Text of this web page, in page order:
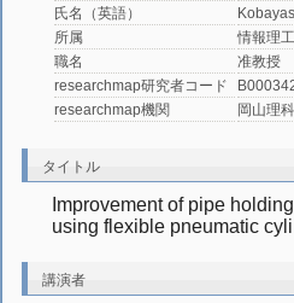
氏名（英語）
所属
情報理
職名
准教授
researchmap研究者コード
researchmap機関
岡山理
タイトル
Improvement of pipe
using flexible pneumatic
講演者